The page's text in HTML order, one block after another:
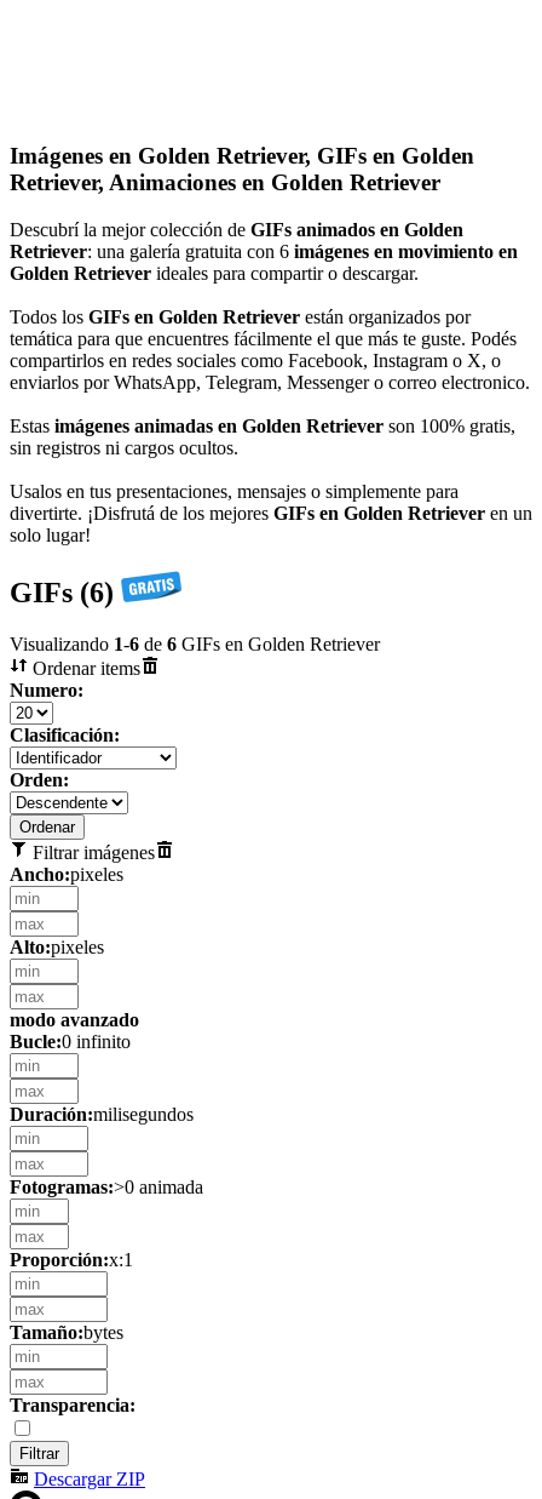
Imágenes en Golden Retriever, GIFs en Golden
Retriever, Animaciones en Golden Retriever
Descubrí la mejor colección de GIFs animados en Golden
Retriever: una galería gratuita con 6 imágenes en movimiento en
Golden Retriever ideales para compartir o descargar.
Todos los GIFs en Golden Retriever están organizados por
temática para que encuentres fácilmente el que más te guste. Podés
compartirlos en redes sociales como Facebook, Instagram o X, o
enviarlos por WhatsApp, Telegram, Messenger o correo electronico.
Estas imágenes animadas en Golden Retriever son 100% gratis,
sin registros ni cargos ocultos.
Usalos en tus presentaciones, mensajes o simplemente para
divertirte. ¡Disfrutá de los mejores GIFs en Golden Retriever en un
solo lugar!
GIFs (6)
Visualizando 1-6 de 6 GIFs en Golden Retriever
Ordenar items
Numero:
Clasificación:
Orden:
Filtrar imágenes
Ancho:pixeles
Alto:pixeles
modo avanzado
Bucle:0 infinito
Duración:milisegundos
Fotogramas:>0 animada
Proporción:x:1
Tamaño:bytes
Transparencia:
Descargar ZIP